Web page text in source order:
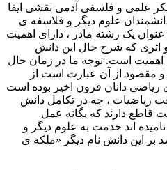
علمی و فلسفی آدمی نقشی ایفا
علوم دیگر و فلاسفه ی
یک رشته مادر ، دارای اهمیت
اثری که شرح حال این دانش
اهمیت است. توجه ما در زمان حال
مقصود از آن عبارت است از
ریاضی دانان قرون اخیر بوده است
ریاضیات ، چه در تکامل دانش
قاطع دارند که یگانه عمل
اند خدمت به علوم دیگر و
این دانش نام دیگر «ملکه ی